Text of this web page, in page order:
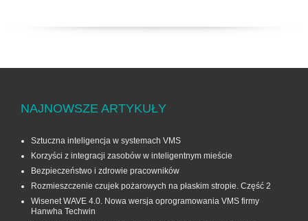
NAJNOWSZE ARTYKUŁY
Sztuczna inteligencja w systemach VMS
Korzyści z integracji zasobów w inteligentnym mieście
Bezpieczeństwo i zdrowie pracowników
Rozmieszczenie czujek pożarowych na płaskim stropie. Część 2
Wisenet WAVE 4.0. Nowa wersja oprogramowania VMS firmy
Hanwha Techwin